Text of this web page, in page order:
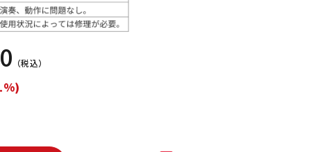
配信/ライブ
機器
（税込）